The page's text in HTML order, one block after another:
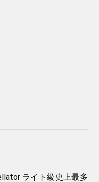
ライト級史上最多